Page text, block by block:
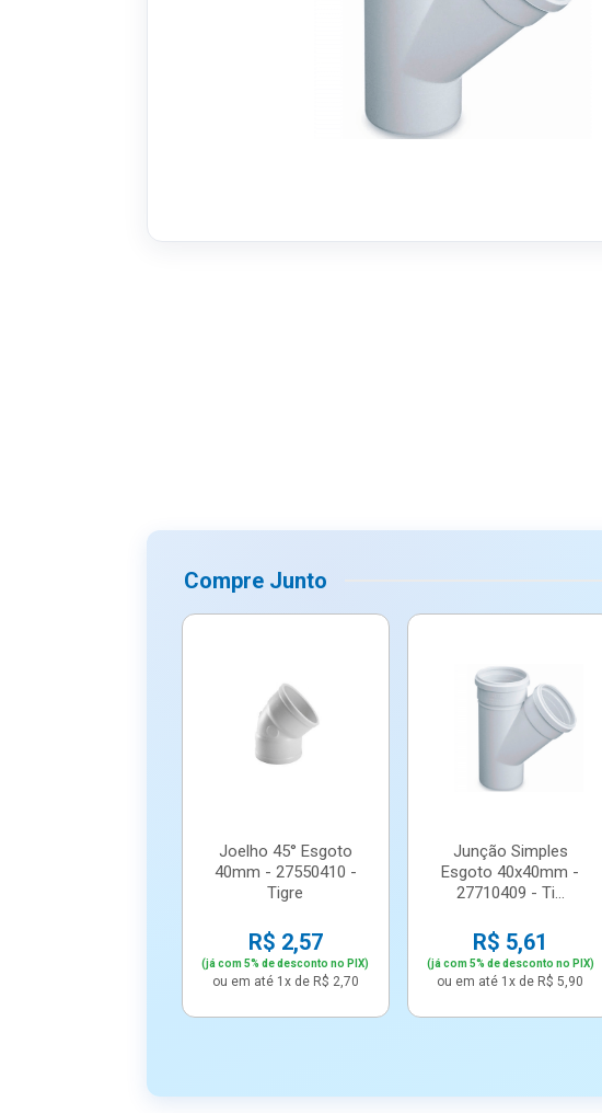
Compre Junto
Joelho 45° Esgoto
40mm - 27550410 -
Tigre
R$ 2,57
(já com 5% de desconto no PIX)
ou em até 1x de R$ 2,70
Junção Simples
Esgoto 40x40mm -
27710409 - Ti...
R$ 5,61
(já com 5% de desconto no PIX)
ou em até 1x de R$ 5,90